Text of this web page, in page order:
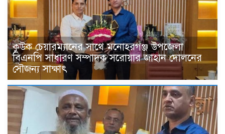
কুউক চেয়ারম্যানের সাথে মনোহরগঞ্জ উপজেলা
বিএনপি সাধারণ সম্পাদক সরোয়ার জাহান দোলনের
সৌজন্য সাক্ষাৎ